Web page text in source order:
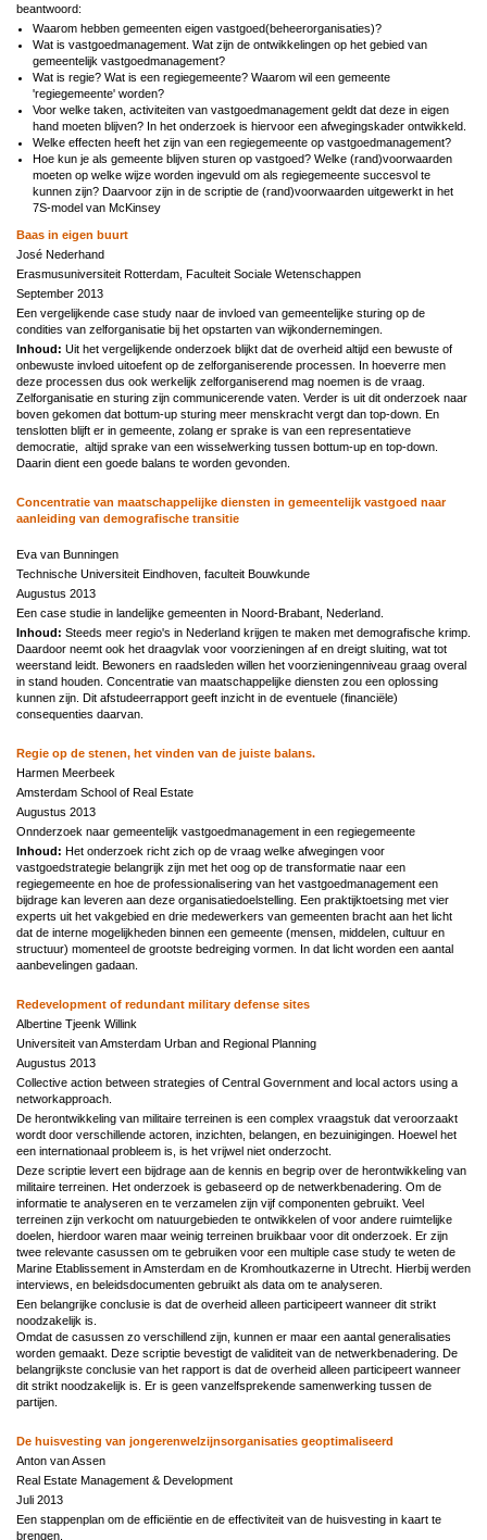
beantwoord:
Waarom hebben gemeenten eigen vastgoed(beheerorganisaties)?
Wat is vastgoedmanagement. Wat zijn de ontwikkelingen op het gebied van
gemeentelijk vastgoedmanagement?
Wat is regie? Wat is een regiegemeente? Waarom wil een gemeente
'regiegemeente' worden?
Voor welke taken, activiteiten van vastgoedmanagement geldt dat deze in eigen
hand moeten blijven? In het onderzoek is hiervoor een afwegingskader ontwikkeld.
Welke effecten heeft het zijn van een regiegemeente op vastgoedmanagement?
Hoe kun je als gemeente blijven sturen op vastgoed? Welke (rand)voorwaarden
moeten op welke wijze worden ingevuld om als regiegemeente succesvol te
kunnen zijn? Daarvoor zijn in de scriptie de (rand)voorwaarden uitgewerkt in het
7S-model van McKinsey
Baas in eigen buurt
José Nederhand
Erasmusuniversiteit Rotterdam, Faculteit Sociale Wetenschappen
September 2013
Een vergelijkende case study naar de invloed van gemeentelijke sturing op de
condities van zelforganisatie bij het opstarten van wijkondernemingen.
Inhoud: Uit het vergelijkende onderzoek blijkt dat de overheid altijd een bewuste of
onbewuste invloed uitoefent op de zelforganiserende processen. In hoeverre men
deze processen dus ook werkelijk zelforganiserend mag noemen is de vraag.
Zelforganisatie en sturing zijn communicerende vaten. Verder is uit dit onderzoek naar
boven gekomen dat bottum-up sturing meer menskracht vergt dan top-down. En
tenslotten blijft er in gemeente, zolang er sprake is van een representatieve
democratie, altijd sprake van een wisselwerking tussen bottum-up en top-down.
Daarin dient een goede balans te worden gevonden.
Concentratie van maatschappelijke diensten in gemeentelijk vastgoed naar
aanleiding van demografische transitie
Eva van Bunningen
Technische Universiteit Eindhoven, faculteit Bouwkunde
Augustus 2013
Een case studie in landelijke gemeenten in Noord-Brabant, Nederland.
Inhoud: Steeds meer regio's in Nederland krijgen te maken met demografische krimp.
Daardoor neemt ook het draagvlak voor voorzieningen af en dreigt sluiting, wat tot
weerstand leidt. Bewoners en raadsleden willen het voorzieningenniveau graag overal
in stand houden. Concentratie van maatschappelijke diensten zou een oplossing
kunnen zijn. Dit afstudeerrapport geeft inzicht in de eventuele (financiële)
consequenties daarvan.
Regie op de stenen, het vinden van de juiste balans.
Harmen Meerbeek
Amsterdam School of Real Estate
Augustus 2013
Onnderzoek naar gemeentelijk vastgoedmanagement in een regiegemeente
Inhoud: Het onderzoek richt zich op de vraag welke afwegingen voor
vastgoedstrategie belangrijk zijn met het oog op de transformatie naar een
regiegemeente en hoe de professionalisering van het vastgoedmanagement een
bijdrage kan leveren aan deze organisatiedoelstelling. Een praktijktoetsing met vier
experts uit het vakgebied en drie medewerkers van gemeenten bracht aan het licht
dat de interne mogelijkheden binnen een gemeente (mensen, middelen, cultuur en
structuur) momenteel de grootste bedreiging vormen. In dat licht worden een aantal
aanbevelingen gadaan.
Redevelopment of redundant military defense sites
Albertine Tjeenk Willink
Universiteit van Amsterdam Urban and Regional Planning
Augustus 2013
Collective action between strategies of Central Government and local actors using a
networkapproach.
De herontwikkeling van militaire terreinen is een complex vraagstuk dat veroorzaakt
wordt door verschillende actoren, inzichten, belangen, en bezuinigingen. Hoewel het
een internationaal probleem is, is het vrijwel niet onderzocht.
Deze scriptie levert een bijdrage aan de kennis en begrip over de herontwikkeling van
militaire terreinen. Het onderzoek is gebaseerd op de netwerkbenadering. Om de
informatie te analyseren en te verzamelen zijn vijf componenten gebruikt. Veel
terreinen zijn verkocht om natuurgebieden te ontwikkelen of voor andere ruimtelijke
doelen, hierdoor waren maar weinig terreinen bruikbaar voor dit onderzoek. Er zijn
twee relevante casussen om te gebruiken voor een multiple case study te weten de
Marine Etablissement in Amsterdam en de Kromhoutkazerne in Utrecht. Hierbij werden
interviews, en beleidsdocumenten gebruikt als data om te analyseren.
Een belangrijke conclusie is dat de overheid alleen participeert wanneer dit strikt
noodzakelijk is.
Omdat de casussen zo verschillend zijn, kunnen er maar een aantal generalisaties
worden gemaakt. Deze scriptie bevestigt de validiteit van de netwerkbenadering. De
belangrijkste conclusie van het rapport is dat de overheid alleen participeert wanneer
dit strikt noodzakelijk is. Er is geen vanzelfsprekende samenwerking tussen de
partijen.
De huisvesting van jongerenwelzijnsorganisaties geoptimaliseerd
Anton van Assen
Real Estate Management & Development
Juli 2013
Een stappenplan om de efficiëntie en de effectiviteit van de huisvesting in kaart te
brengen.